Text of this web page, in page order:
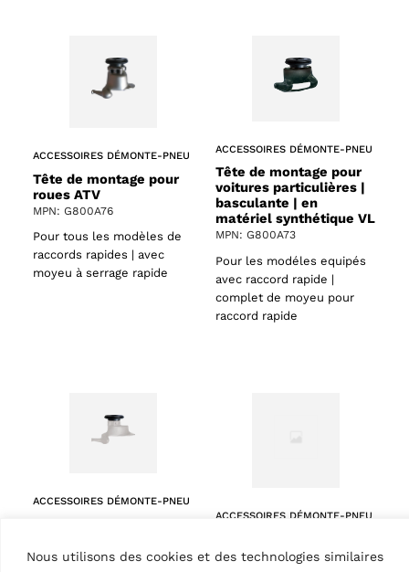
Nous utilisons des cookies et des technologies similaires
ACCESSOIRES DÉMONTE-PNEU
Tête de montage pour
roues ATV
MPN: G800A76
Pour tous les modèles de
raccords rapides | avec
moyeu à serrage rapide
ACCESSOIRES DÉMONTE-PNEU
Tête de montage pour
voitures particulières |
basculante | en
matériel synthétique VL
MPN: G800A73
Pour les modéles equipés
avec raccord rapide |
complet de moyeu pour
raccord rapide
ACCESSOIRES DÉMONTE-PNEU
MPN: G800A75
ACCESSOIRES DÉMONTE-PNEU
voitures particulières |